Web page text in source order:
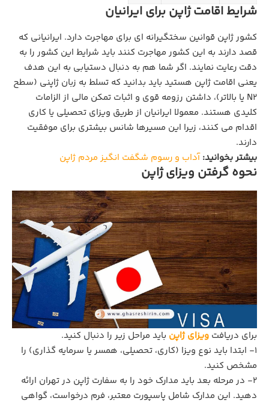
شرایط اقامت ژاپن برای ایرانیان
کشور ژاپن قوانین سختگیرانه ای برای مهاجرت دارد. ایرانیانی که
قصد دارند به این کشور مهاجرت کنند باید شرایط این کشور را به
دقت رعایت نمایند. اگر شما هم به دنبال دستیابی به این هدف
یعنی اقامت ژاپن هستید باید بدانید که تسلط به زبان ژاپنی (سطح
N2 یا بالاتر)، داشتن رزومه قوی و اثبات تمکن مالی از الزامات
کلیدی هستند. معمولا ایرانیان از طریق ویزای تحصیلی یا کاری
اقدام می کنند، زیرا این مسیرها شانس بیشتری برای موفقیت
دارند.
بیشتر بخوانید: آداب و رسوم شگفت انگیز مردم ژاپن
نحوه گرفتن ویزای ژاپن
برای دریافت ویزای ژاپن باید مراحل زیر را دنبال کنید.
1- ابتدا باید نوع ویزا (کاری، تحصیلی، همسر یا سرمایه گذاری) را
مشخص کنید.
2- در مرحله بعد باید مدارک خود را به سفارت ژاپن در تهران ارائه
دهید. این مدارک شامل پاسپورت معتبر، فرم درخواست، گواهی